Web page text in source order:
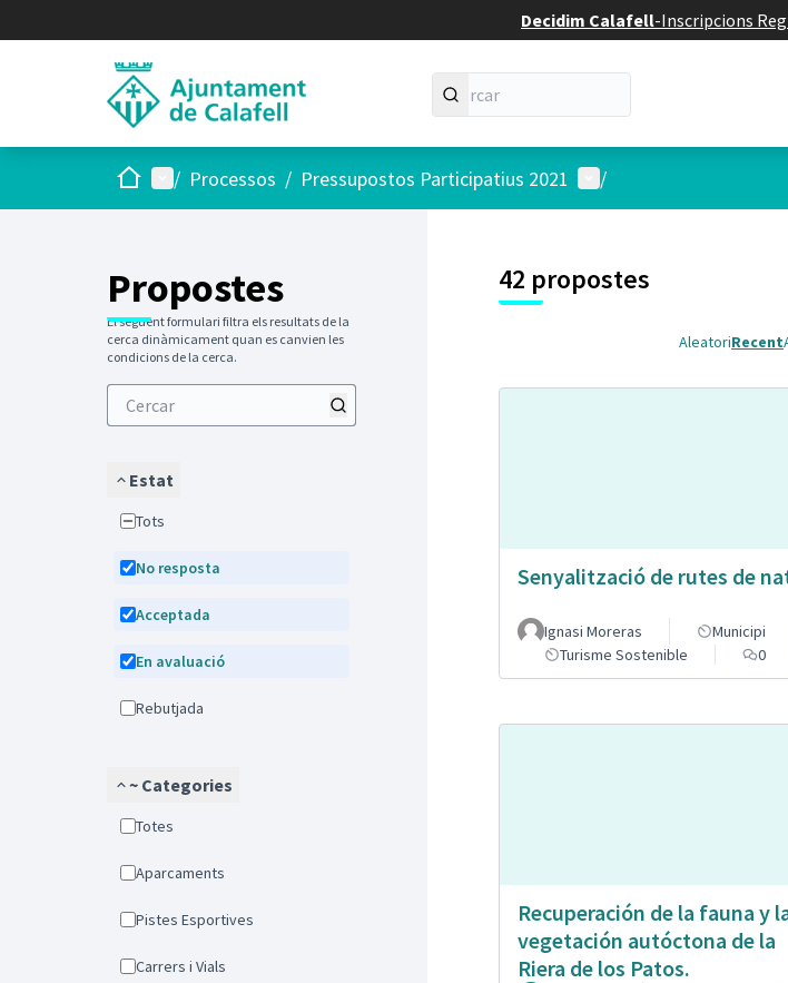
Decidim Calafell-Inscripcions
Inici Menú principal
/ Processos / Pressupostos Participatius 2021 Menú d'usuari
/
Propostes
El següent formulari filtra els resultats de la
cerca dinàmicament quan es canvien les
condicions de la cerca.
Estat
Tots
No resposta
Acceptada
En avaluació
Rebutjada
~ Categories
Totes
Aparcaments
Pistes Esportives
Carrers i Vials
42 propostes
AleatoriRecent
Senyalització de rutes de
Ignasi Moreras
Municipi
Turisme Sostenible
0
Recuperación de la fauna y
vegetación autóctona de la
Riera de los Patos.